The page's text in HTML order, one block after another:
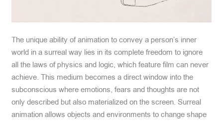
The unique ability of animation to convey a person’s inner
world in a surreal way lies in its complete freedom to ignore
all the laws of physics and logic, which feature film can never
achieve. This medium becomes a direct window into the
subconscious where emotions, fears and thoughts are not
only described but also materialized on the screen. Surreal
animation allows objects and environments to change shape